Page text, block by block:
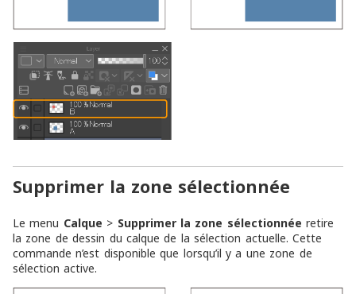
Supprimer la zone sélectionnée
Le menu Calque > Supprimer la zone sélectionnée retire
la zone de dessin du calque de la sélection actuelle. Cette
commande n’est disponible que lorsqu’il y a une zone de
sélection active.